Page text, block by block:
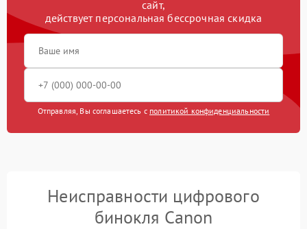
сайт,
действует персональная бессрочная скидка
Отправляя, Вы соглашаетесь с политикой конфиденциальности
Неисправности цифрового
бинокля Canon